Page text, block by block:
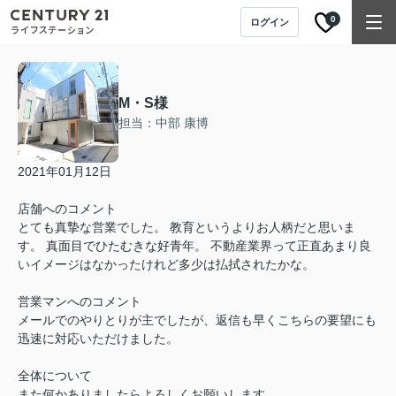
ログイン 0
M・S様
担当：中部 康博
2021年01月12日
店舗へのコメント
とても真摯な営業でした。 教育というよりお人柄だと思いま
す。 真面目でひたむきな好青年。 不動産業界って正直あまり良
いイメージはなかったけれど多少は払拭されたかな。
営業マンへのコメント
メールでのやりとりが主でしたが、返信も早くこちらの要望にも
迅速に対応いただけました。
全体について